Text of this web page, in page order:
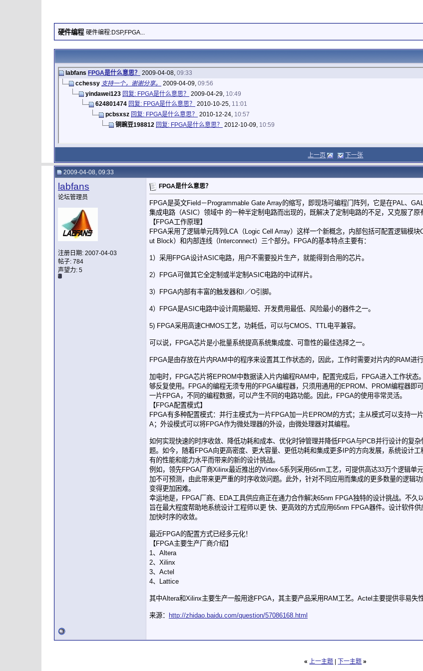
硬件编程 硬件编程:DSP,FPGA...
labfans FPGA是什么意思？ 2009-04-08, 09:33
cchessy 支持一个，谢谢分享。 2009-04-09, 09:56
yindawei123 回复: FPGA是什么意思？ 2009-04-29, 10:49
624801474 回复: FPGA是什么意思？ 2010-10-25, 11:01
pcbsxsz 回复: FPGA是什么意思？ 2010-12-24, 10:57
铜豌豆198812 回复: FPGA是什么意思？ 2012-10-09, 10:59
上一页 下一张
2009-04-08, 09:33
labfans
论坛管理员
注册日期: 2007-04-03
帖子: 784
声望力: 5
FPGA是什么意思？
FPGA是英文Field－Programmable Gate Array的缩写，即现场可编程门阵列，它是在PAL、
集成电路（ASIC）领域中 的一种半定制电路而出现的，既解决了定制电路的不足，又克服了原
【FPGA工作原理】
FPGA采用了逻辑单元阵列LCA（Logic Cell Array）这样一个新概念，内部包括可配置逻辑模
ut Block）和内部连线（Interconnect）三个部分。FPGA的基本特点主要有：
1）采用FPGA设计ASIC电路，用户不需要投片生产，就能得到合用的芯片。
2）FPGA可做其它全定制或半定制ASIC电路的中试样片。
3）FPGA内部有丰富的触发器和I／O引脚。
4）FPGA是ASIC电路中设计周期最短、开发费用最低、风险最小的器件之一。
5) FPGA采用高速CHMOS工艺，功耗低，可以与CMOS、TTL电平兼容。
可以说，FPGA芯片是小批量系统提高系统集成度、可靠性的最佳选择之一。
FPGA是由存放在片内RAM中的程序来设置其工作状态的，因此，工作时需要对片内的RAM进
加电时，FPGA芯片将EPROM中数据读入片内编程RAM中，配置完成后，FPGA进入工作状
够反复使用。FPGA的编程无须专用的FPGA编程器，只须用通用的EPROM、PROM编程器即
一片FPGA，不同的编程数据，可以产生不同的电路功能。因此，FPGA的使用非常灵活。
【FPGA配置模式】
FPGA有多种配置模式：并行主模式为一片FPGA加一片EPROM的方式；主从模式可以支持
A；外设模式可以将FPGA作为微处理器的外设，由微处理器对其编程。
如何实现快速的时序收敛、降低功耗和成本、优化时钟管理并降低FPGA与PCB并行设计的复
题。如今，随着FPGA向更高密度、更大容量、更低功耗和集成更多IP的方向发展，系统设计
有的性能和能力水平而带来的新的设计挑战。
例如，领先FPGA厂商Xilinx最近推出的Virtex-5系列采用65nm工艺，可提供高达33万个逻辑单
加不可预测，由此带来更严重的时序收敛问题。此外，针对不同应用而集成的更多数量的逻辑
变得更加困难。
幸运地是，FPGA厂商、EDA工具供应商正在通力合作解决65nm FPGA独特的设计挑战。不久
旨在最大程度帮助地系统设计工程师以更 快、更高效的方式应用65nm FPGA器件。设计软件
加快时序的收敛。
最近FPGA的配置方式已经多元化！
【FPGA主要生产厂商介绍】
1、Altera
2、Xilinx
3、Actel
4、Lattice
其中Altera和Xilinx主要生产一般用途FPGA，其主要产品采用RAM工艺。Actel主要提供非易失
来源： http://zhidao.baidu.com/question/57086168.html
« 上一主题 下一主题 »